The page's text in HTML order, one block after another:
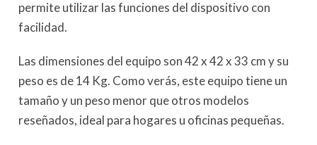
permite utilizar las funciones del dispositivo con
facilidad.
Las dimensiones del equipo son 42 x 42 x 33 cm y su
peso es de 14 Kg. Como verás, este equipo tiene un
tamaño y un peso menor que otros modelos
reseñados, ideal para hogares u oficinas pequeñas.